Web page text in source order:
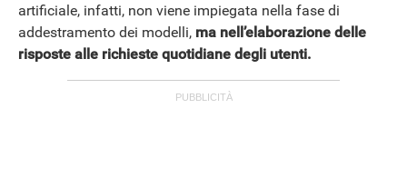
artificiale, infatti, non viene impiegata nella fase di
addestramento dei modelli, ma nell’elaborazione delle
risposte alle richieste quotidiane degli utenti.